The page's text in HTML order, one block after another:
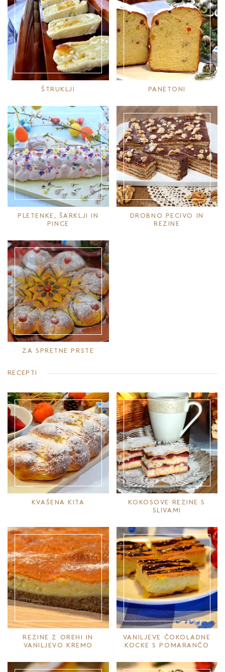
ŠTRUKLJI PANETONI
PLETENKE, ŠARKLJI IN
PINCE
DROBNO PECIVO IN
REZINE
ZA SPRETNE PRSTE
RECEPTI
KVAŠENA KITA
KOKOSOVE REZINE S
SLIVAMI
REZINE Z OREHI IN
VANILJEVO KREMO
VANILJEVE ČOKOLADNE
KOCKE S POMARANČO